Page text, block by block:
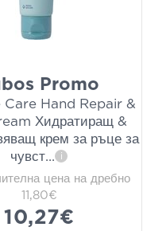
Promo
Care Hand Repair &
Хидратиращ &
крем за ръце за
чувст... i
цена на дребно
11,80€
10,27€